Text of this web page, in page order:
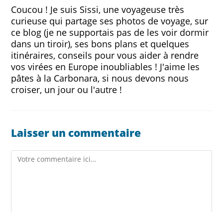
Coucou ! Je suis Sissi, une voyageuse très
curieuse qui partage ses photos de voyage, sur
ce blog (je ne supportais pas de les voir dormir
dans un tiroir), ses bons plans et quelques
itinéraires, conseils pour vous aider à rendre
vos virées en Europe inoubliables ! J'aime les
pâtes à la Carbonara, si nous devons nous
croiser, un jour ou l'autre !
Laisser un commentaire